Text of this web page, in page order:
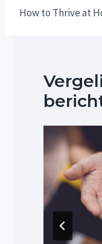
navigatie
How to Thrive at